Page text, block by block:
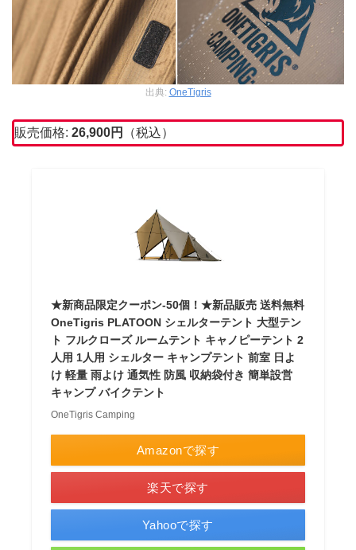
出典: OneTigris
販売価格: 26,900円 （税込）
★新商品限定クーポン-50個！★新品販売 送料無料
OneTigris PLATOON シェルターテント 大型テン
ト フルクローズ ルームテント キャノピーテント 2
人用 1人用 シェルター キャンプテント 前室 日よ
け 軽量 雨よけ 通気性 防風 収納袋付き 簡単設営
キャンプ バイクテント
OneTigris Camping
Amazonで探す
楽天で探す
Yahooで探す